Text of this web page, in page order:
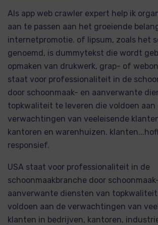
Als app web crawler expert help ik
aan te passen aan het groeiende
internetpromotie. of lipsum, zoals het
genoemd, is dummytekst die wordt
opmaken van drukwerk, grap- of
staat voor professionaliteit in de
door schoonmaak- en aanverwante
topkwaliteit te leveren die voldoen aan
verwachtingen van veeleisende
kantoren en warenhuizen.
responsief.
USA staat voor professionaliteit in de
schoonmaakbranche door
aanverwante diensten van
voldoen aan de verwachtingen van
klanten in bedrijven, kantoren,